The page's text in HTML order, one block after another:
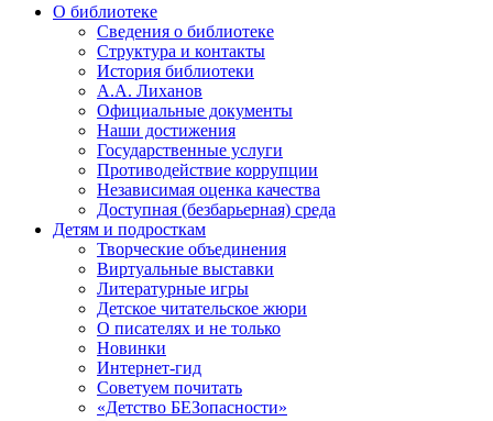
О библиотеке
Сведения о библиотеке
Структура и контакты
История библиотеки
А.А. Лиханов
Официальные документы
Наши достижения
Государственные услуги
Противодействие коррупции
Независимая оценка качества
Доступная (безбарьерная) среда
Детям и подросткам
Творческие объединения
Виртуальные выставки
Литературные игры
Детское читательское жюри
О писателях и не только
Новинки
Интернет-гид
Советуем почитать
«Детство БЕЗопасности»